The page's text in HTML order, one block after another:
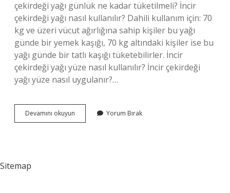
çekirdeği yağı günlük ne kadar tüketilmeli? İncir
çekirdeği yağı nasıl kullanılır? Dahili kullanım için: 70
kg ve üzeri vücut ağırlığına sahip kişiler bu yağı
günde bir yemek kaşığı, 70 kg altındaki kişiler ise bu
yağı günde bir tatlı kaşığı tüketebilirler. İncir
çekirdeği yağı yüze nasıl kullanılır? İncir çekirdeği
yağı yüze nasıl uygulanır?…
Devamını okuyun
Çekirdeği
Yorum Bırak
Sitemap